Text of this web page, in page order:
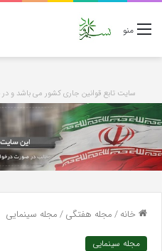
منو
سایت تابع قوانین جاری کشور می باشد
خانه/مجله هفتگی/مجله سینمایی
مجله سینمایی